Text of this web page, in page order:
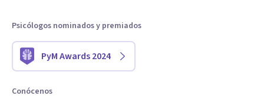
Psicólogos nominados y premiados
PyM Awards 2024
Conócenos